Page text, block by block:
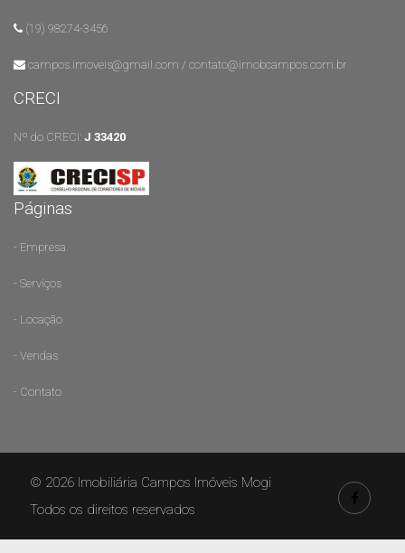
(19) 98274-3456
campos.imoveis@gmail.com / contato@imobcampos.com.br
CRECI
Nº do CRECI: J 33420
Páginas
- Empresa
- Serviços
- Locação
- Vendas
- Contato
© 2026 Imobiliária Campos Imóveis Mogi
Todos os direitos reservados